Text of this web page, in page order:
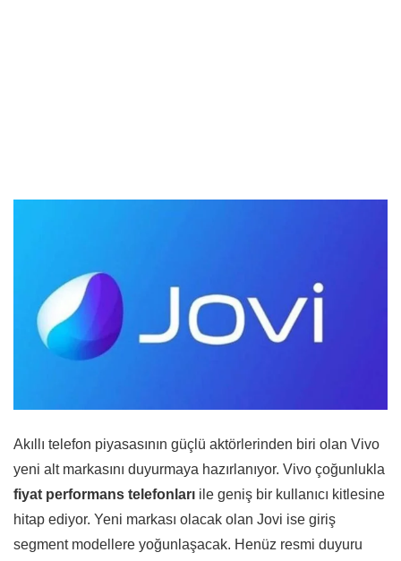
Akıllı telefon piyasasının güçlü aktörlerinden biri olan Vivo
yeni alt markasını duyurmaya hazırlanıyor. Vivo çoğunlukla
fiyat performans telefonları ile geniş bir kullanıcı kitlesine
hitap ediyor. Yeni markası olacak olan Jovi ise giriş
segment modellere yoğunlaşacak. Henüz resmi duyuru